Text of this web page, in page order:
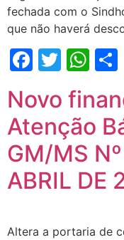
fechada com o
que não haverá
Facebook
Twitter
Novo
Atenção
GM/MS
ABRIL DE
Altera a portaria de